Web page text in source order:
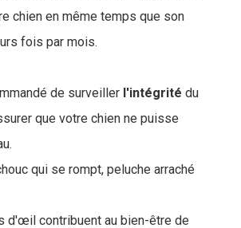
chien en même temps que son
fois par mois.
de surveiller l'intégrité du
que votre chien ne puisse
qui se rompt, peluche arraché
d'œil contribuent au bien-être de